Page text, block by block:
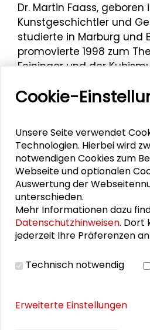
Dr. Martin Faass, geboren
Kunstgeschichtler und
studierte in Marburg und
promovierte 1998 zum
Feininger und der
Vor seiner Tätigkeit als
Hessischen
Museums Liebermann-
ist er als Kurator für die
Kunsthalle, das
Museum Kurhaus Kleve
für Kunst und Gewerbe,
wissenschaftliches
tätig gewesen.
Er ist mit der Schader-
Runden Tisch
Darmstadt
verbunden;
der Wissenschaft
Cookie-
Unsere Seite verwendet
Technologien. Hierbei wird
notwendigen Cookies zum
Webseite und optionalen
Auswertung der
unterschieden.
Mehr Informationen dazu
Datenschutzhinweisen. Dort
jederzeit Ihre Präferenzen
Technisch notwendig
Erweiterte Einstellungen